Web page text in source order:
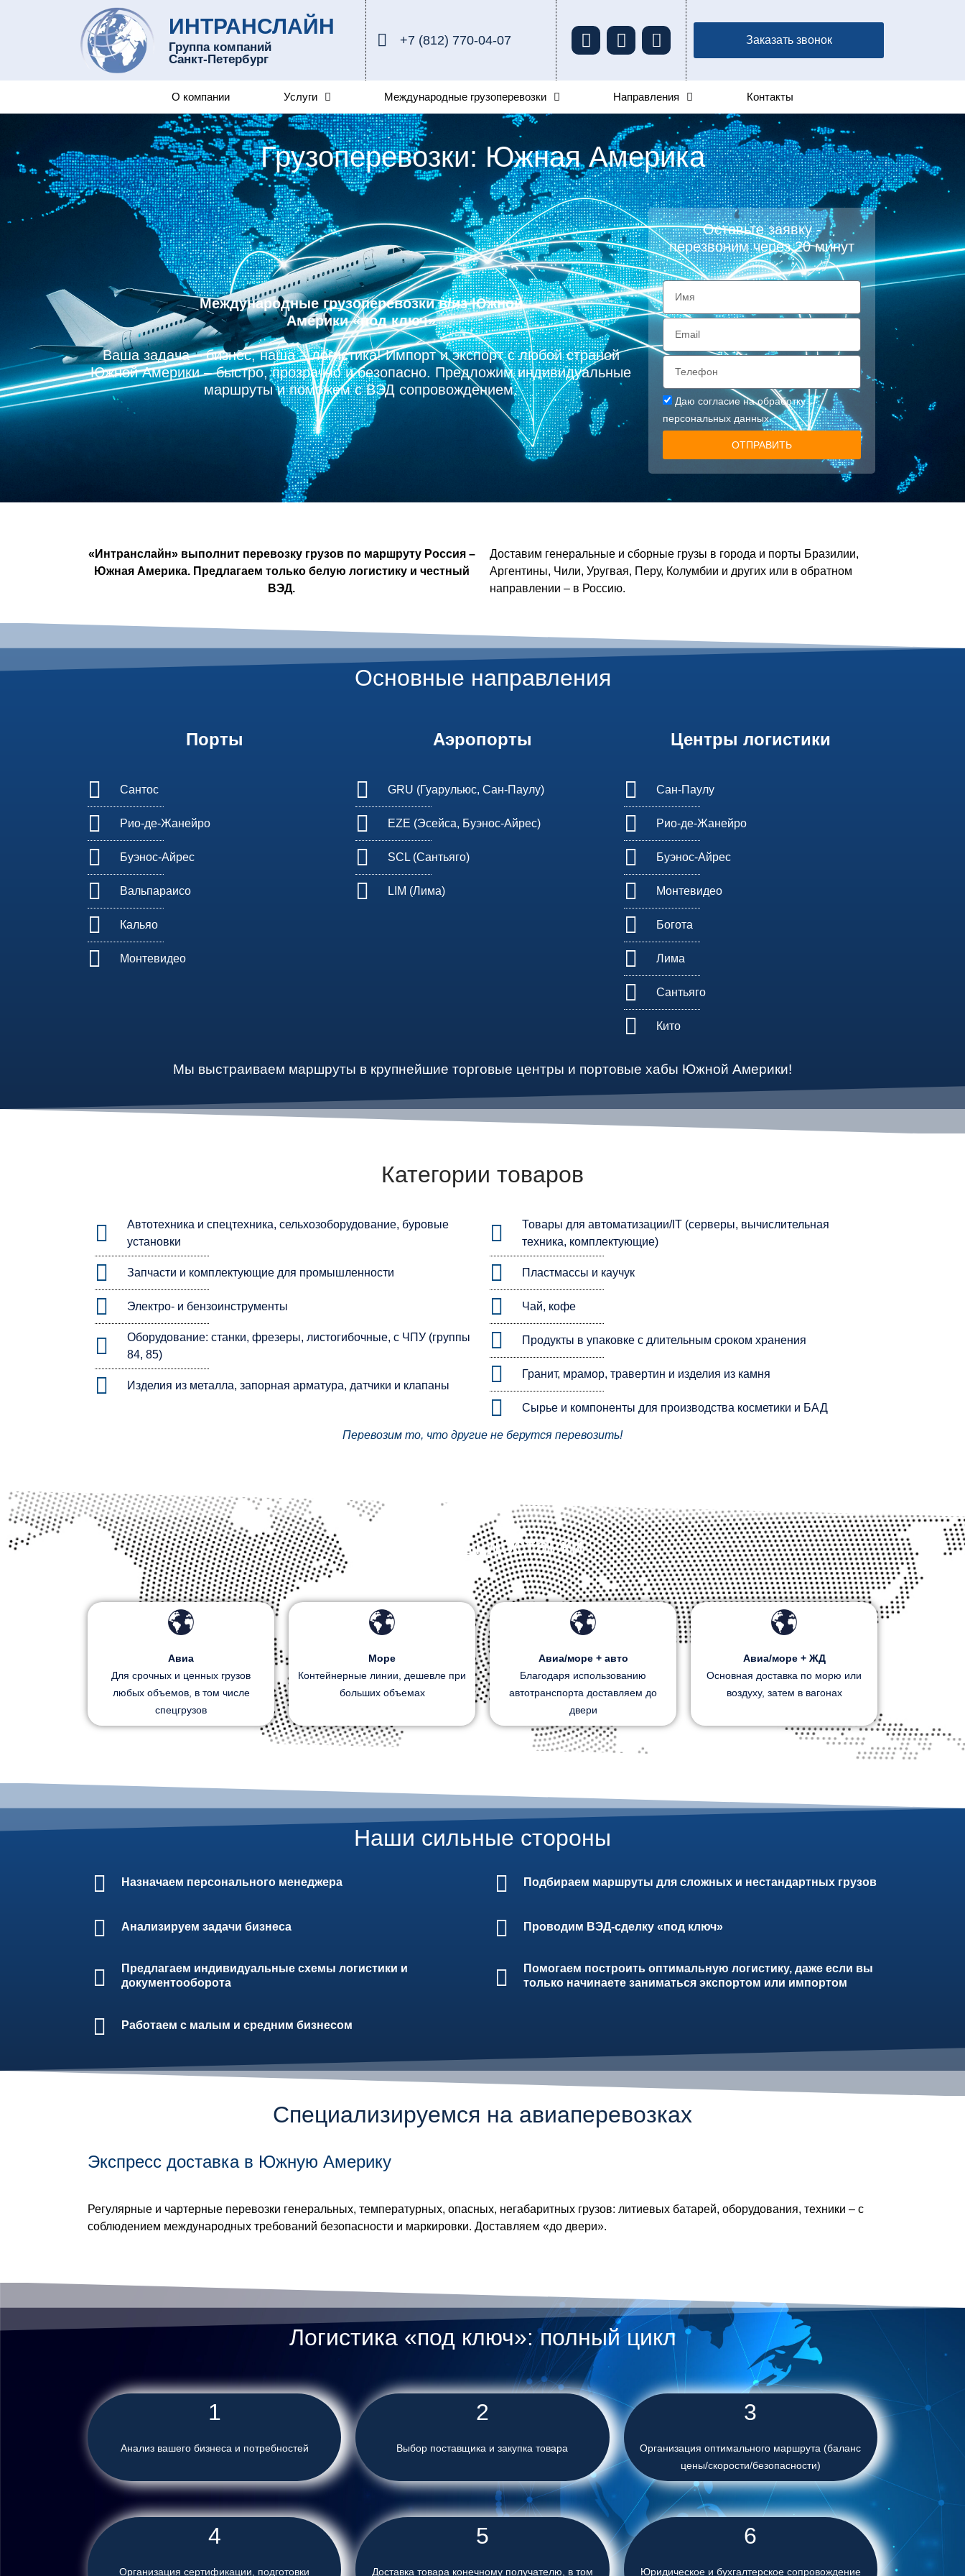
ИНТРАНСЛАЙН
Группа компаний
Санкт-Петербург
+7 (812) 770-04-07 Заказать звонок
О компании Услуги Международные грузоперевозки Направления Контакты
Грузоперевозки: Южная Америка
Международные грузоперевозки в/из Южной
Америки «под ключ»
Ваша задача – бизнес, наша – логистика! Импорт и экспорт с любой страной
Южной Америки – быстро, прозрачно и безопасно. Предложим индивидуальные
маршруты и поможем с ВЭД сопровождением.
Оставьте заявку -
перезвоним через 20 минут
Даюсогласие на обработку
персональных данных
ОТПРАВИТЬ
«Интранслайн» выполнит перевозку грузов по маршруту Россия –
Южная Америка. Предлагаем только белую логистику и честный
ВЭД.
Доставим генеральные и сборные грузы в города и порты Бразилии,
Аргентины, Чили, Уругвая, Перу, Колумбии и других или в обратном
направлении – в Россию.
Основные направления
Порты
Сантос
Рио-де-Жанейро
Буэнос-Айрес
Вальпараисо
Кальяо
Монтевидео
Аэропорты
GRU (Гуарульюс, Сан-Паулу)
EZE (Эсейса, Буэнос-Айрес)
SCL (Сантьяго)
LIM (Лима)
Центры логистики
Сан-Паулу
Рио-де-Жанейро
Буэнос-Айрес
Монтевидео
Богота
Лима
Сантьяго
Кито
Мы выстраиваем маршруты в крупнейшие торговые центры и портовые хабы Южной Америки!
Категории товаров
Автотехника и спецтехника, сельхозоборудование, буровые
установки
Запчасти и комплектующие для промышленности
Электро- и бензоинструменты
Оборудование: станки, фрезеры, листогибочные, с ЧПУ (группы
84, 85)
Изделия из металла, запорная арматура, датчики и клапаны
Товары для автоматизации/IT (серверы, вычислительная
техника, комплектующие)
Пластмассы и каучук
Чай, кофе
Продукты в упаковке с длительным сроком хранения
Гранит, мрамор, травертин и изделия из камня
Сырье и компоненты для производства косметики и БАД
Перевозим то, что другие не берутся перевозить!
Форматы доставки
Авиа
Для срочных и ценных грузов
любых объемов, в том числе
спецгрузов
Море
Контейнерные линии, дешевле при
больших объемах
Авиа/море + авто
Благодаря использованию
автотранспорта доставляем до
двери
Авиа/море + ЖД
Основная доставка по морю или
воздуху, затем в вагонах
Наши сильные стороны
Назначаем персонального менеджера
Анализируем задачи бизнеса
Предлагаем индивидуальные схемы логистики и
документооборота
Работаем с малым и средним бизнесом
Подбираем маршруты для сложных и нестандартных грузов
Проводим ВЭД-сделку «под ключ»
Помогаем построить оптимальную логистику, даже если вы
только начинаете заниматься экспортом или импортом
Специализируемся на авиаперевозках
Экспресс доставка в Южную Америку
Регулярные и чартерные перевозки генеральных, температурных, опасных, негабаритных грузов: литиевых батарей, оборудования, техники – с
соблюдением международных требований безопасности и маркировки. Доставляем «до двери».
Логистика «под ключ»: полный цикл
1
Анализ вашего бизнеса и потребностей
2
Выбор поставщика и закупка товара
3
Организация оптимального маршрута (баланс
цены/скорости/безопасности)
4
Организация сертификации, подготовки
5
Доставка товара конечному получателю, в том
6
Юридическое и бухгалтерское сопровождение